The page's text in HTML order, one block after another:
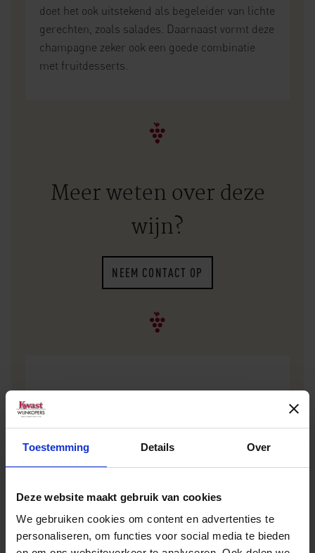
Toestemming Details Over
Deze website maakt gebruik van cookies
We gebruiken cookies om content en advertenties te
personaliseren, om functies voor social media te bieden
doet het ook uitstekend als begeleider van lichte
gerechten, zoals salades. Daarnaast vormt deze
champagne zeker ook een goede combinatie
met fruitdesserts.
Meer weten over deze
wijn?
NEEM CONTACT OP
Geen zakelijke klant? Vul dan uw plaatsnaam of
postcode in en vind het dichtstbijzijnde